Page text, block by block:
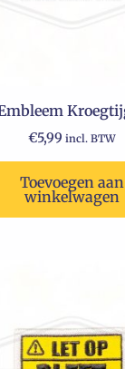
€5,99 incl. BTW
Toevoegen aan
winkelwagen